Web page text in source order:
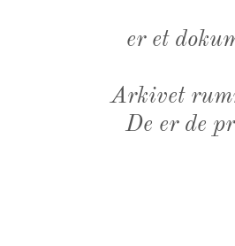
er et
Arkivet
De er de